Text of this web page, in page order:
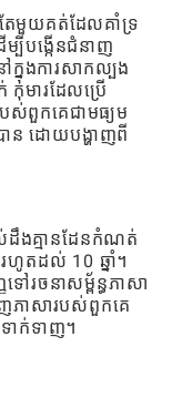
ែមួយគត់ដែលគាំទ្រ
បីបង្កើនជំនាញ
នុងការសាកល្បង
មារដែលប្រើ
បស់ពួកគេជាមធ្យម
ន ដោយបង្ហាញពី
ដឹងគ្មានដែនកំណត់
រហូតដល់ 10 ឆ្នាំ។
ៅរចនាសម្ព័ន្ធភាសា
ញភាសារបស់ពួកគេ
ាក់ទាញ។